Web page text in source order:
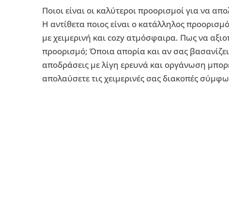
Ποιοι είναι οι καλύτεροι προορισμοί για να
Η αντίθετα ποιος είναι ο κατάλληλος
με χειμερινή και cozy ατμόσφαιρα. Πως να
προορισμό; Όποια απορία και αν σας βασανίζει
αποδράσεις με λίγη ερευνά και οργάνωση
απολαύσετε τις χειμερινές σας διακοπές